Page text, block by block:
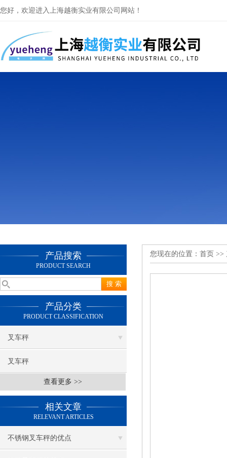
您好，欢迎进入上海越衡实业有限公司网站！
产品搜索
PRODUCT SEARCH
产品分类
PRODUCT CLASSIFICATION
叉车秤
叉车秤
查看更多 >>
相关文章
RELEVANT ARTICLES
不锈钢叉车秤的优点
您现在的位置： 首页 >>